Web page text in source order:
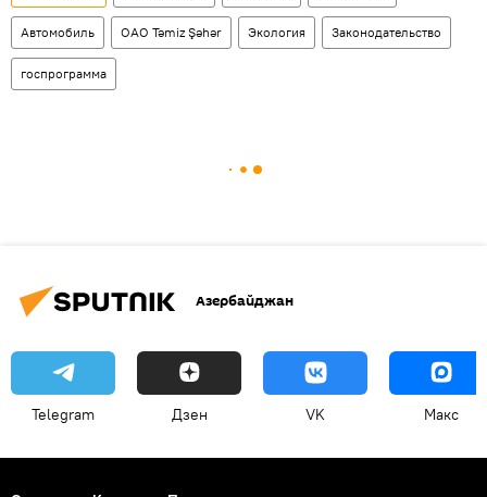
Автомобиль ОАО Təmiz Şəhər Экология Законодательство
госпрограмма
Азербайджан
Telegram Дзен VK Макс